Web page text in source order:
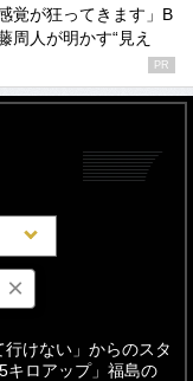
覚が狂ってきます」B
周人が明かす“見え
PR
週間
行けない」からのスタ
ロアップ」福島の
×